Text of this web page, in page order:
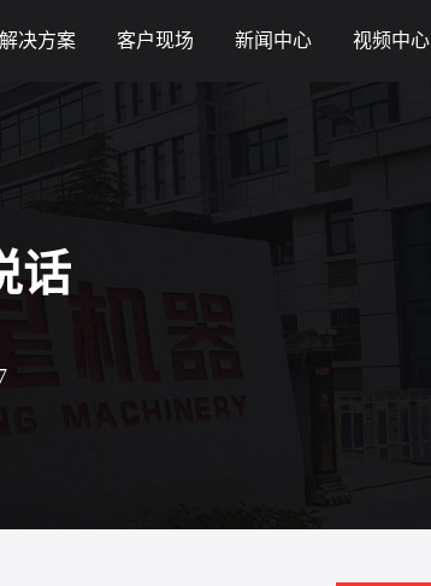
解决方案 客户现场 新闻中心 视频中心
话